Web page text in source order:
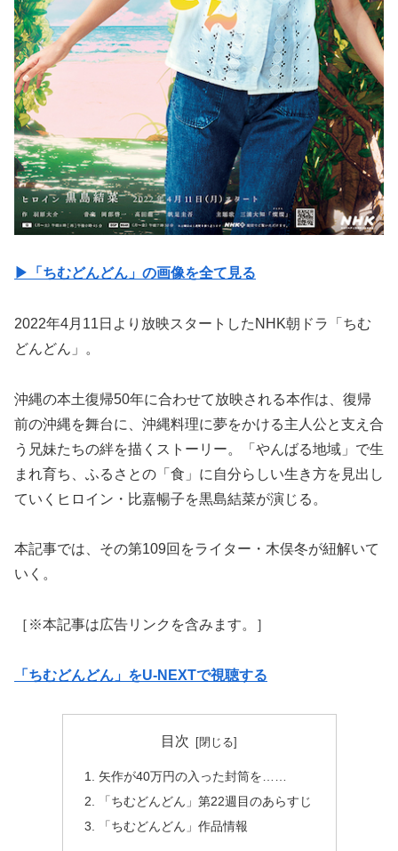
▶︎「ちむどんどん」の画像を全て見る
2022年4月11日より放映スタートしたNHK朝ドラ「ちむ
どんどん」。
沖縄の本土復帰50年に合わせて放映される本作は、復帰
前の沖縄を舞台に、沖縄料理に夢をかける主人公と支え合
う兄妹たちの絆を描くストーリー。「やんばる地域」で生
まれ育ち、ふるさとの「食」に自分らしい生き方を見出し
ていくヒロイン・比嘉暢子を黒島結菜が演じる。
本記事では、その第109回をライター・木俣冬が紐解いて
いく。
［※本記事は広告リンクを含みます。］
「ちむどんどん」をU-NEXTで視聴する
目次
矢作が40万円の入った封筒を……
「ちむどんどん」第22週目のあらすじ
「ちむどんどん」作品情報